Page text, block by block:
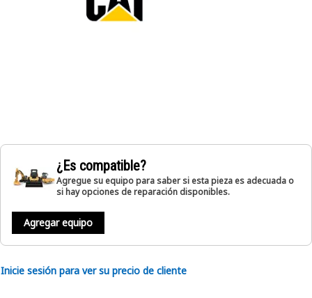
¿Es compatible?
Agregue su equipo para saber si esta pieza es adecuada o
si hay opciones de reparación disponibles.
Agregar equipo
Inicie sesión para ver su precio de cliente